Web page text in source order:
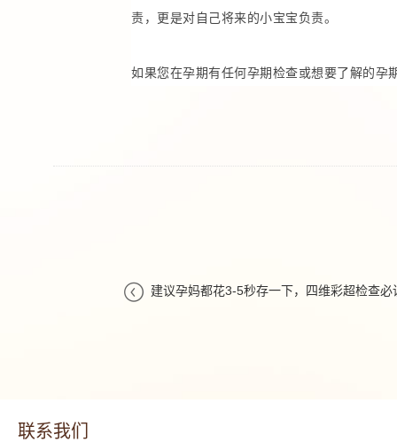
责，更是对自己将来的小宝宝负责。
如果您在孕期有任何孕期检查或想要了解的孕
 建议孕妈都花3-5秒存一下，四维彩超检查必
联系我们